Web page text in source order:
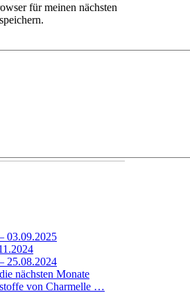
für meinen nächsten
03.09.2025
25.08.2024
nächsten Monate
von Charmelle …